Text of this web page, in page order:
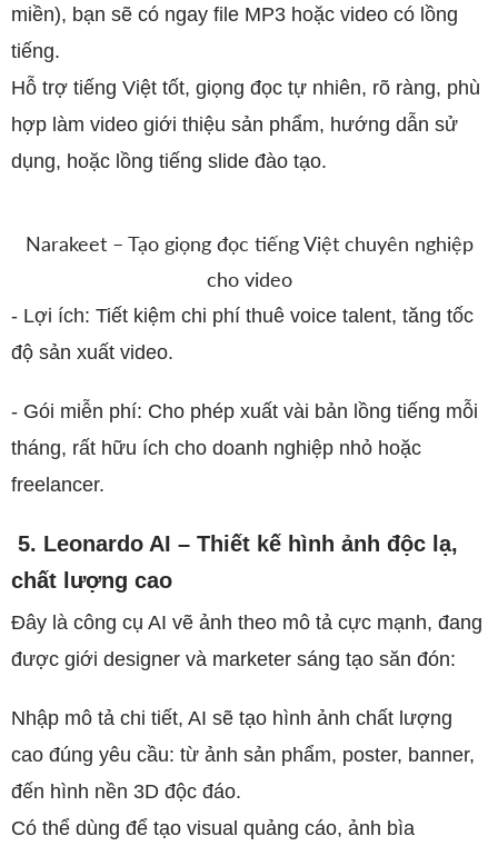
miền), bạn sẽ có ngay file MP3 hoặc video có lồng
tiếng.
Hỗ trợ tiếng Việt tốt, giọng đọc tự nhiên, rõ ràng, phù
hợp làm video giới thiệu sản phẩm, hướng dẫn sử
dụng, hoặc lồng tiếng slide đào tạo.
Narakeet – Tạo giọng đọc tiếng Việt chuyên nghiệp
cho video
​- Lợi ích: Tiết kiệm chi phí thuê voice talent, tăng tốc
độ sản xuất video.
- Gói miễn phí: Cho phép xuất vài bản lồng tiếng mỗi
tháng, rất hữu ích cho doanh nghiệp nhỏ hoặc
freelancer.
5. Leonardo AI – Thiết kế hình ảnh độc lạ,
chất lượng cao
Đây là công cụ AI vẽ ảnh theo mô tả cực mạnh, đang
được giới designer và marketer sáng tạo săn đón:
Nhập mô tả chi tiết, AI sẽ tạo hình ảnh chất lượng
cao đúng yêu cầu: từ ảnh sản phẩm, poster, banner,
đến hình nền 3D độc đáo.
Có thể dùng để tạo visual quảng cáo, ảnh bìa